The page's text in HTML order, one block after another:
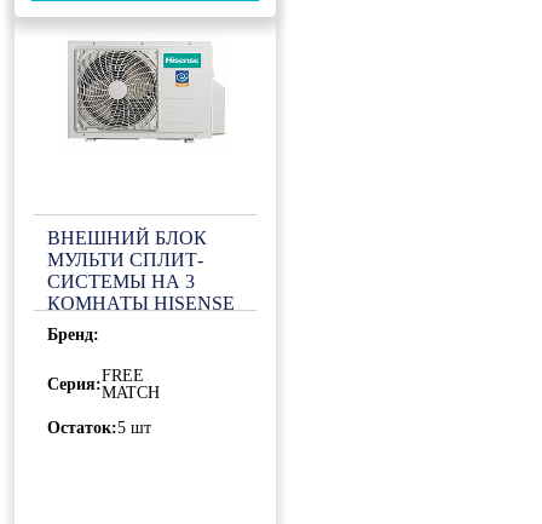
ВНЕШНИЙ БЛОК
МУЛЬТИ СПЛИТ-
СИСТЕМЫ НА 3
КОМНАТЫ HISENSE
FREE MATCH AMW3-
18U4RJA LP
Бренд:
Серия:FREE
MATCH
Остаток:5 шт